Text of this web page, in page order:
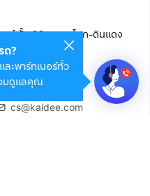
ตอร์ ชั้น 22 ถนนอโศก-ดินแดง
งานใหญ่)
cs@kaidee.com
ถ?
ละพาร์ทเนอร์ทั่ว
มดูแลคุณ